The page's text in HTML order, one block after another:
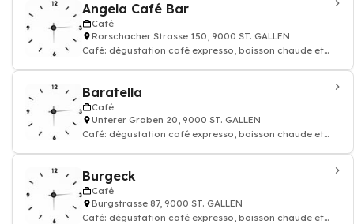
Angela Café Bar
Café
Rorschacher Strasse 150, 9000 ST. GALLEN
Café: dégustation café expresso, boisson chaude et
Baratella
Café
Unterer Graben 20, 9000 ST. GALLEN
Café: dégustation café expresso, boisson chaude et
Burgeck
Café
Burgstrasse 87, 9000 ST. GALLEN
Café: dégustation café expresso, boisson chaude et